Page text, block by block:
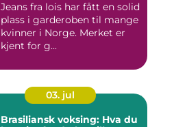
Jeans fra lois har fått en solid
plass i garderoben til mange
kvinner i Norge. Merket er
kjent for g...
03. jul
Brasiliansk voksing: Hva du